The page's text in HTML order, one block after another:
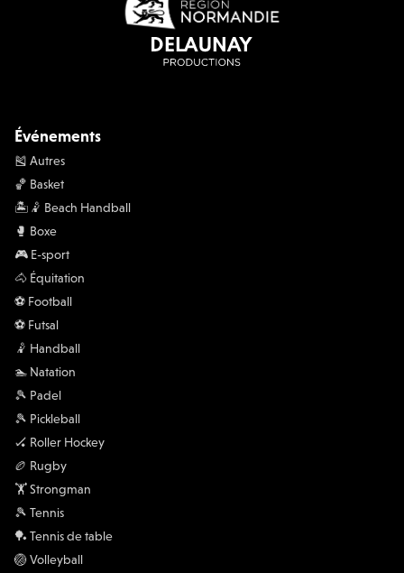
Événements
🎽 Autres
🏀 Basket
🏝️🤾 Beach Handball
🥊 Boxe
🎮 E-sport
🐴 Équitation
⚽️ Football
⚽️ Futsal
🤾 Handball
🏊 Natation
🎾 Padel
🎾 Pickleball
🏑 Roller Hockey
🏉 Rugby
🏋 Strongman
🎾 Tennis
🏓 Tennis de table
🏐 Volleyball